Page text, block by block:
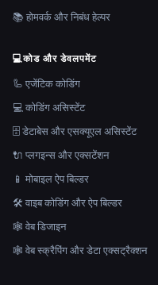
📚 होमवर्क और निबंध हेल्पर
💻कोड और डेवलपमेंट
🦾 एजेंटिक कोडिंग
💻 कोडिंग असिस्टेंट
🗄️ डेटाबेस और एसक्यूएल असिस्टेंट
🔌 प्लगइन्स और एक्सटेंशन
📱 मोबाइल ऐप बिल्डर
🛠️ वाइब कोडिंग और ऐप बिल्डर
🕸 वेब डिजाइन
🕸️ वेब स्क्रैपिंग और डेटा एक्सट्रैक्शन